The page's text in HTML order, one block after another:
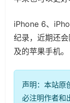
iPhone 6、
纪录，近期还
及的苹果手机。
声明：本站原
必注明作者和